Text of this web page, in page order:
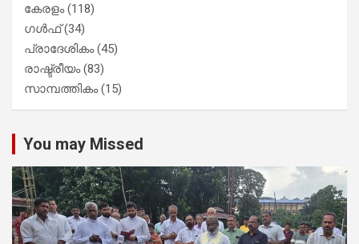
കേരളം(118)
ഗൾഫ്(34)
പ്രാദേശികം(45)
രാഷ്ട്രീയം(83)
സാമ്പത്തികം(15)
You may Missed